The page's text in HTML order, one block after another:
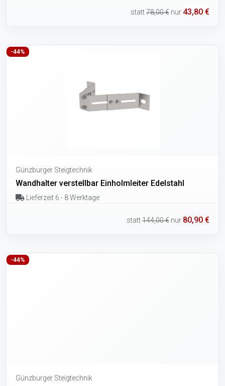
statt78,00 € nur 43,80 €
-44%
Günzburger Steigtechnik
Wandhalter verstellbar Einholmleiter Edelstahl
Lieferzeit 6 - 8 Werktage
statt144,00 € nur 80,90 €
-44%
Günzburger Steigtechnik